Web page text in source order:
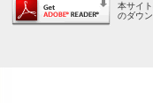
本サイ
のダウ